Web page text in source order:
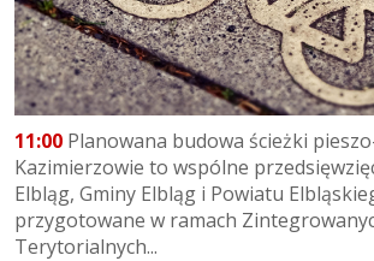
11:00 Planowana budowa ścieżki
Kazimierzowie to wspólne
Elbląg, Gminy Elbląg i Powiatu
przygotowane w ramach
Terytorialnych...